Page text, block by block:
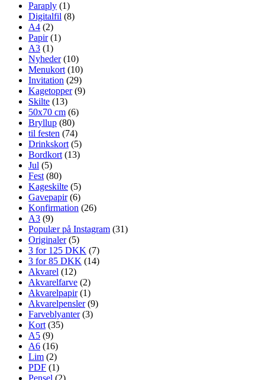
Paraply (1)
Digitalfil (8)
A4 (2)
Papir (1)
A3 (1)
Nyheder (10)
Menukort (10)
Invitation (29)
Kagetopper (9)
Skilte (13)
50x70 cm (6)
Bryllup (80)
til festen (74)
Drinkskort (5)
Bordkort (13)
Jul (5)
Fest (80)
Kageskilte (5)
Gavepapir (6)
Konfirmation (26)
A3 (9)
Populær på Instagram (31)
Originaler (5)
3 for 125 DKK (7)
3 for 85 DKK (14)
Akvarel (12)
Akvarelfarve (2)
Akvarelpapir (1)
Akvarelpensler (9)
Farveblyanter (3)
Kort (35)
A5 (9)
A6 (16)
Lim (2)
PDF (1)